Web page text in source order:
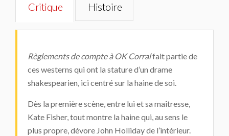
Critique Histoire
Règlements de compte à OK Corralfait partie de
ces westerns qui ont la stature d’un drame
shakespearien, ici centré sur la haine de soi.
Dès la première scène, entre lui et sa maîtresse,
Kate Fisher, tout montre la haine qui, au sens le
plus propre, dévore John Holliday de l’intérieur.